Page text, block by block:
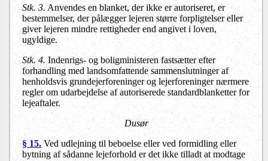
Stk. 3.Anvendes en blanket, der ikke er autoriseret, er
bestemmelser, der pålægger lejeren større forpligtelser eller
giver lejeren mindre rettigheder end angivet i loven,
ugyldige.
Stk. 4.Indenrigs- og boligministeren fastsætter efter
forhandling med landsomfattende sammenslutninger af
henholdsvis grundejerforeninger og lejerforeninger nærmere
regler om udarbejdelse af autoriserede standardblanketter for
lejeaftaler.
Dusør
§ 15. Ved udlejning til beboelse eller ved formidling eller
bytning af sådanne lejeforhold er det ikke tilladt at modtage